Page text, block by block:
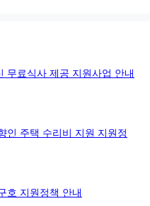
무료식사 제공 지원사업 안내
인 주택 수리비 지원 지원정
호 지원정책 안내